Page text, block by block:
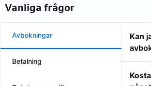
Vanliga frågor
Avbokningar
Betalning
Kan